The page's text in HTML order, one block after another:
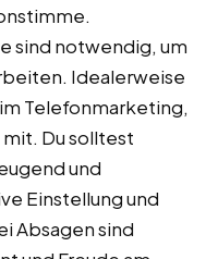
sind notwendig, um
Idealerweise
Telefonmarketing,
Du solltest
und
Einstellung und
Absagen sind